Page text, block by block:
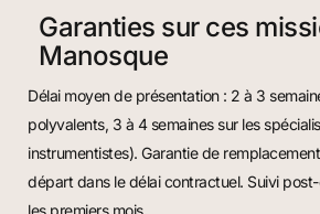
Garanties sur ces
Manosque
Délai moyen de présentation : 2 à 3
polyvalents, 3 à 4 semaines sur les
instrumentistes). Garantie de
départ dans le délai contractuel. Suivi
les premiers mois.